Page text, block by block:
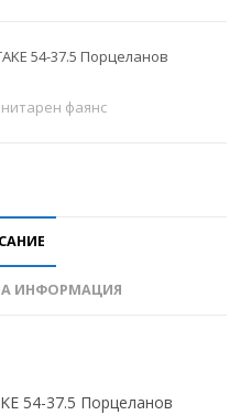
54-37.5 Порцеланов
фаянс
ИНФОРМАЦИЯ
54-37.5 Порцеланов